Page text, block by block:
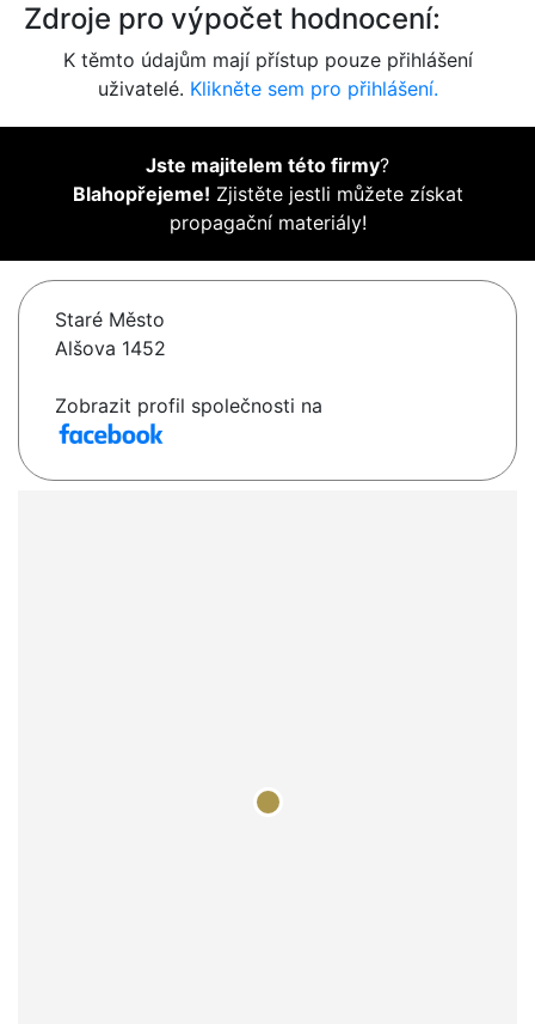
Zdroje pro výpočet hodnocení:
K těmto údajům mají přístup pouze přihlášení
uživatelé. Klikněte sem pro přihlášení.
Jste majitelem této firmy?
Blahopřejeme! Zjistěte jestli můžete získat
propagační materiály!
Staré Město
Alšova 1452
Zobrazit profil společnosti na